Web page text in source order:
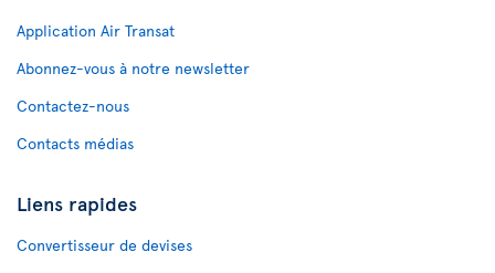
Application Air Transat
Abonnez-vous à notre newsletter
Contactez-nous
Contacts médias
Liens rapides
Convertisseur de devises